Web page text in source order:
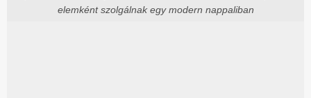
elemként szolgálnak egy modern nappaliban